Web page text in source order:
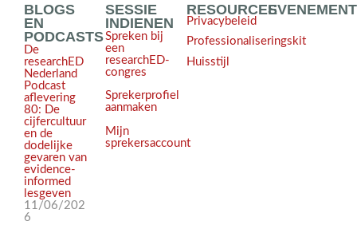
BLOGS
EN
PODCASTS
De
researchED
Nederland
Podcast
aflevering
80: De
cijfercultuur
en de
dodelijke
gevaren van
evidence-
informed
lesgeven
11/06/202
6
SESSIE
INDIENEN
Spreken bij
een
researchED-
congres
Sprekerprofiel
aanmaken
Mijn
sprekersaccount
RESOURCES
Privacybeleid
Professionaliseringskit
Huisstijl